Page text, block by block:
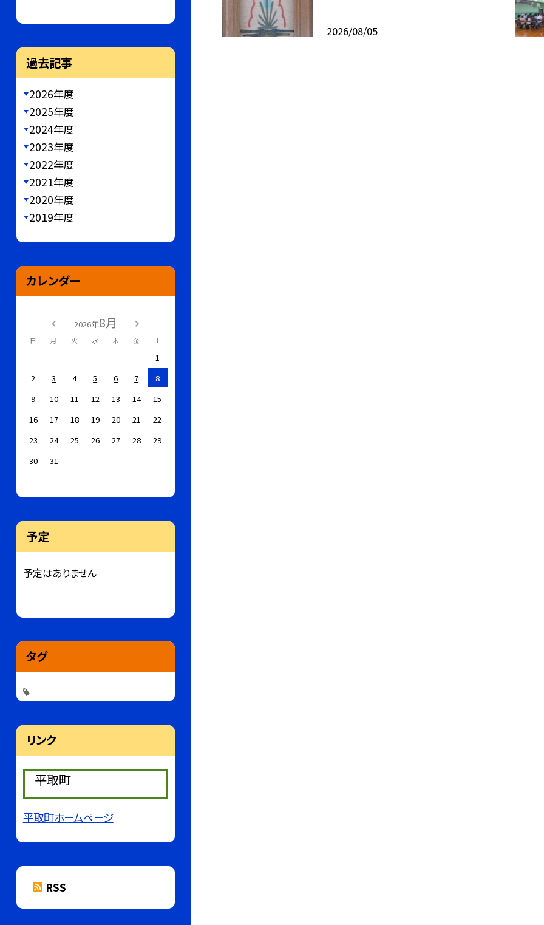
2026/08/05
過去記事
2026年度
2025年度
2024年度
2023年度
2022年度
2021年度
2020年度
2019年度
カレンダー
2026年8月
日 月 火 水 木 金 土
1
2
3 4 5 6 7
8
9
10 11 12 13 14
15
16
17 18 19 20 21
22
23
24 25 26 27 28
29
30
31
予定
予定はありません
タグ
リンク
平取町
平取町ホームページ
RSS